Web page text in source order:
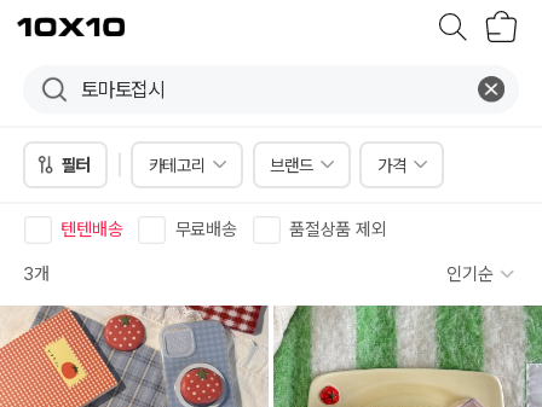
텐
바
필터 카테고리 브랜드 가격
텐텐배송 무료배송 품절상품 제외
3개 인기순